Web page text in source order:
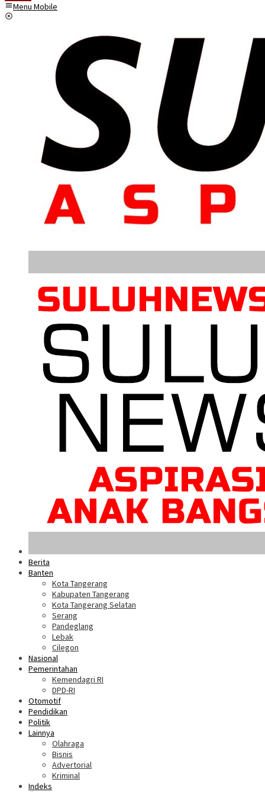
Menu Mobile
Berita
Banten
Kota Tangerang
Kabupaten Tangerang
Kota Tangerang Selatan
Serang
Pandeglang
Lebak
Cilegon
Nasional
Pemerintahan
Kemendagri RI
DPD-RI
Otomotif
Pendidikan
Politik
Lainnya
Olahraga
Bisnis
Advertorial
Kriminal
Indeks